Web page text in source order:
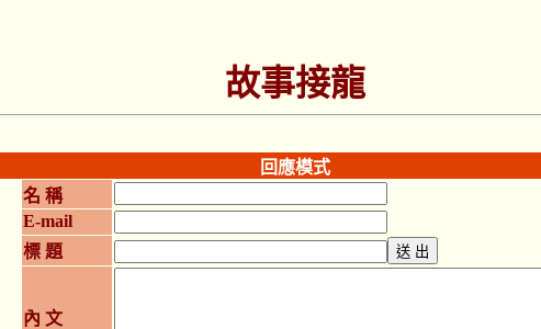
故事接龍
回應模式
名 稱
E-mail
標 題
內 文